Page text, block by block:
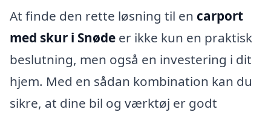
At finde den rette løsning til en carport
med skur i Snøde er ikke kun en praktisk
beslutning, men også en investering i dit
hjem. Med en sådan kombination kan du
sikre, at dine bil og værktøj er godt